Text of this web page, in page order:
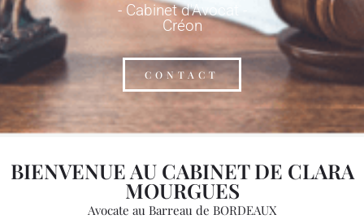
- Cabinet d'Avocat -
Créon
CONTACT
BIENVENUE AU CABINET DE CLARA
MOURGUES
Avocate au Barreau de BORDEAUX